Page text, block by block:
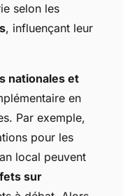
selon les
, influençant leur
nationales et
en
Par exemple,
pour les
local peuvent
sur